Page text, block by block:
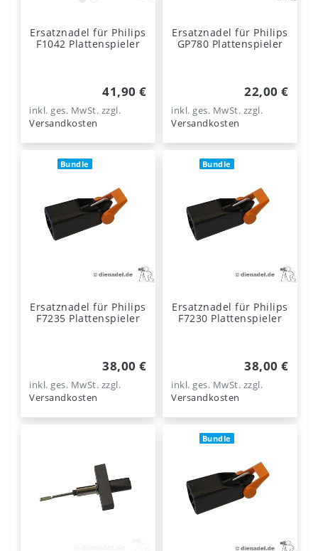
Ersatznadel für Philips
F1042 Plattenspieler
41,90 €
inkl. ges. MwSt. zzgl.
Versandkosten
Ersatznadel für Philips
GP780 Plattenspieler
22,00 €
inkl. ges. MwSt. zzgl.
Versandkosten
Bundle
Ersatznadel für Philips
F7235 Plattenspieler
38,00 €
inkl. ges. MwSt. zzgl.
Versandkosten
Bundle
Ersatznadel für Philips
F7230 Plattenspieler
38,00 €
inkl. ges. MwSt. zzgl.
Versandkosten
Bundle